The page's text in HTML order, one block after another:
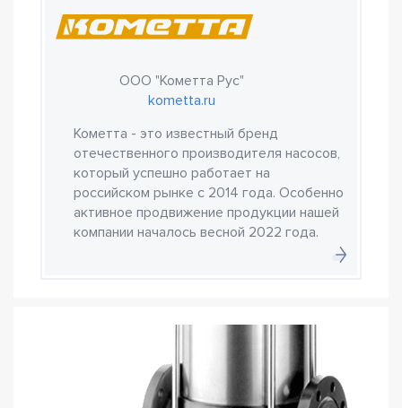
ООО "Кометта Рус"
kometta.ru
Кометта - это известный бренд
отечественного производителя насосов,
который успешно работает на
российском рынке с 2014 года. Особенно
активное продвижение продукции нашей
компании началось весной 2022 года.